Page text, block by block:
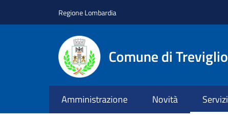
Regione Lombardia
Comune di Treviglio
Amministrazione Novità Servizi